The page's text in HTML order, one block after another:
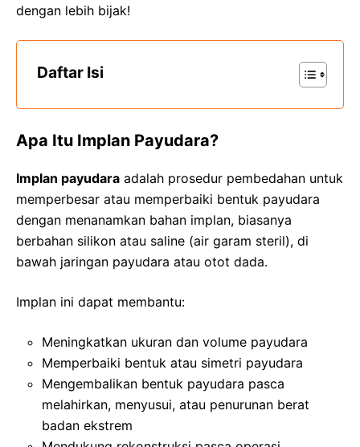
dengan lebih bijak!
Daftar Isi
Apa Itu Implan Payudara?
Implan payudara adalah prosedur pembedahan untuk
memperbesar atau memperbaiki bentuk payudara
dengan menanamkan bahan implan, biasanya
berbahan silikon atau saline (air garam steril), di
bawah jaringan payudara atau otot dada.
Implan ini dapat membantu:
Meningkatkan ukuran dan volume payudara
Memperbaiki bentuk atau simetri payudara
Mengembalikan bentuk payudara pasca
melahirkan, menyusui, atau penurunan berat
badan ekstrem